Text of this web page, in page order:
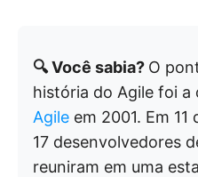
🔍 Você sabia? O
história do Agile foi a
Agile em 2001. Em
17 desenvolvedores
reuniram em uma